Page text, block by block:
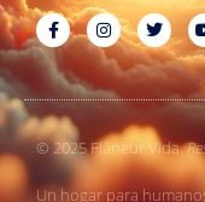
© 2025 Flâneur Vida.
Un hogar para